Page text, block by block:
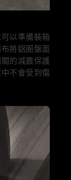
以準備裝箱
將鋁圈盤面
的減震保護
不會受到傷